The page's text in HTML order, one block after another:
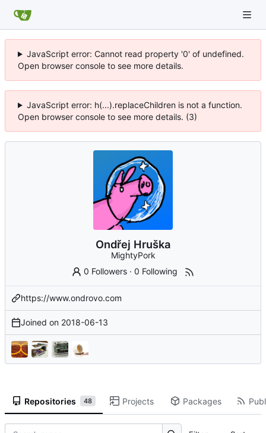
JavaScript error: Cannot read property '0' of undefined.
Open browser console to see more details.
JavaScript error: h(...).replaceChildren is not a function.
Open browser console to see more details. (3)
Ondřej Hruška
MightyPork
0 Followers ·0 Following
https://www.ondrovo.com
Joined on 2018-06-13
Repositories 48 Projects Packages